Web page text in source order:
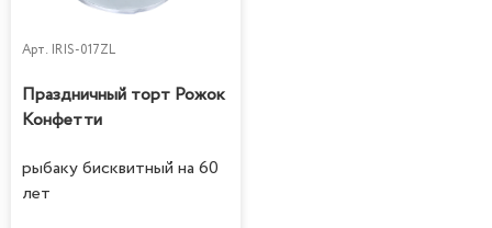
Арт. IRIS-017ZL
Праздничный торт Рожок
Конфетти
рыбаку бисквитный на 60
лет